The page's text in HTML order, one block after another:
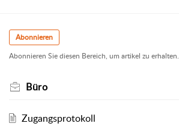
Abonnieren
Abonnieren Sie diesen Bereich, um artikel zu erhalten.
Büro
Zugangsprotokoll